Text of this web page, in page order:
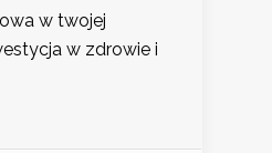
w twojej
w zdrowie i